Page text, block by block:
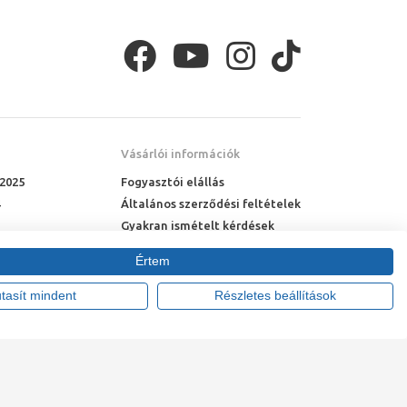
azonban érdemes ki is
közben megemeljük és a tenyerünket felfelé
Vásárlói információk
Fogyasztói elállás
Általános szerződési feltételek
Gyakran ismételt kérdések
Online rendelés menete
Fizetési feltételek
Értem
mindent Részletes beállítások